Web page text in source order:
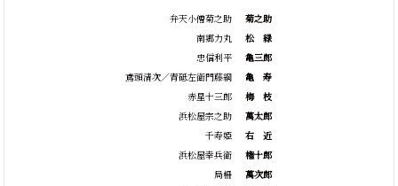
弁天小僧菊之助
南郷力丸
忠信利平
鳶頭清次／青砥左衛門藤綱
赤星十三郎
浜松屋宗之助
千寿姫
浜松屋幸兵衛
局柵
菊之助
松
緑
亀三郎
亀
寿
梅
枝
萬太郎
右
近
権十郎
萬次郎